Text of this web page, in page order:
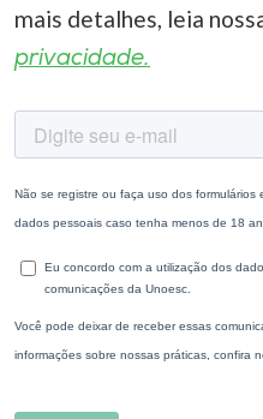
mais detalhes, leia
privacidade.